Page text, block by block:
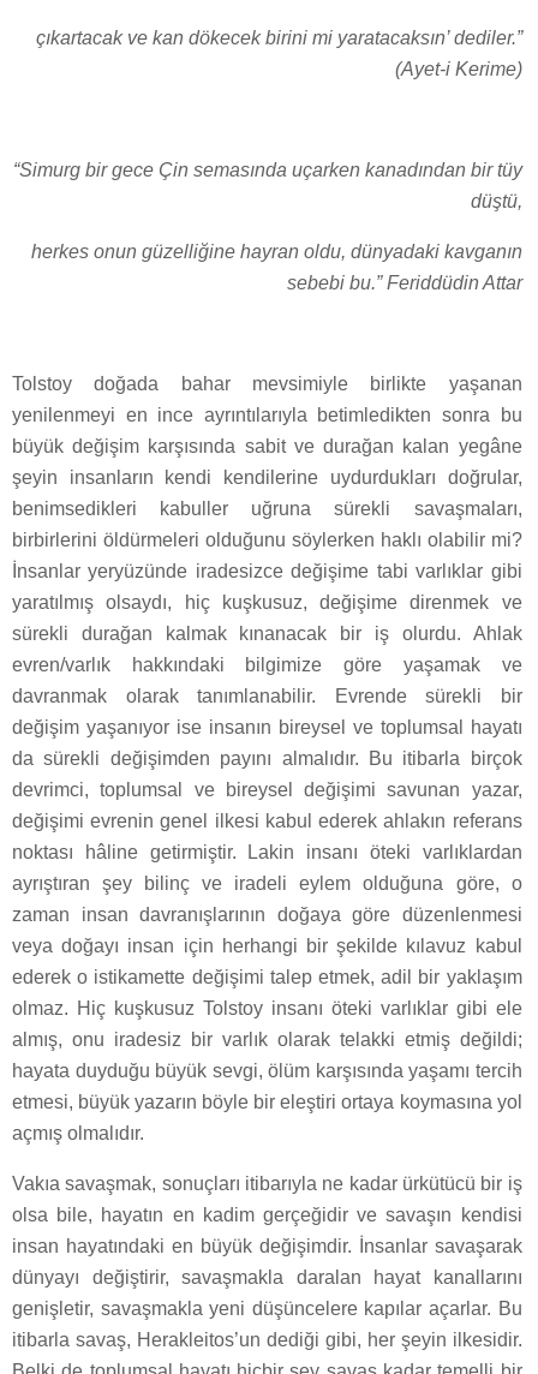
çıkartacak ve kan dökecek birini mi yaratacaksın’ dediler.”
(Ayet-i Kerime)
“Simurg bir gece Çin semasında uçarken kanadından bir tüy
düştü,
herkes onun güzelliğine hayran oldu, dünyadaki kavganın
sebebi bu.” Feriddüdin Attar
Tolstoy doğada bahar mevsimiyle birlikte yaşanan
yenilenmeyi en ince ayrıntılarıyla betimledikten sonra bu
büyük değişim karşısında sabit ve durağan kalan yegâne
şeyin insanların kendi kendilerine uydurdukları doğrular,
benimsedikleri kabuller uğruna sürekli savaşmaları,
birbirlerini öldürmeleri olduğunu söylerken haklı olabilir mi?
İnsanlar yeryüzünde iradesizce değişime tabi varlıklar gibi
yaratılmış olsaydı, hiç kuşkusuz, değişime direnmek ve
sürekli durağan kalmak kınanacak bir iş olurdu. Ahlak
evren/varlık hakkındaki bilgimize göre yaşamak ve
davranmak olarak tanımlanabilir. Evrende sürekli bir
değişim yaşanıyor ise insanın bireysel ve toplumsal hayatı
da sürekli değişimden payını almalıdır. Bu itibarla birçok
devrimci, toplumsal ve bireysel değişimi savunan yazar,
değişimi evrenin genel ilkesi kabul ederek ahlakın referans
noktası hâline getirmiştir. Lakin insanı öteki varlıklardan
ayrıştıran şey bilinç ve iradeli eylem olduğuna göre, o
zaman insan davranışlarının doğaya göre düzenlenmesi
veya doğayı insan için herhangi bir şekilde kılavuz kabul
ederek o istikamette değişimi talep etmek, adil bir yaklaşım
olmaz. Hiç kuşkusuz Tolstoy insanı öteki varlıklar gibi ele
almış, onu iradesiz bir varlık olarak telakki etmiş değildi;
hayata duyduğu büyük sevgi, ölüm karşısında yaşamı tercih
etmesi, büyük yazarın böyle bir eleştiri ortaya koymasına yol
açmış olmalıdır.
Vakıa savaşmak, sonuçları itibarıyla ne kadar ürkütücü bir iş
olsa bile, hayatın en kadim gerçeğidir ve savaşın kendisi
insan hayatındaki en büyük değişimdir. İnsanlar savaşarak
dünyayı değiştirir, savaşmakla daralan hayat kanallarını
genişletir, savaşmakla yeni düşüncelere kapılar açarlar. Bu
itibarla savaş, Herakleitos’un dediği gibi, her şeyin ilkesidir.